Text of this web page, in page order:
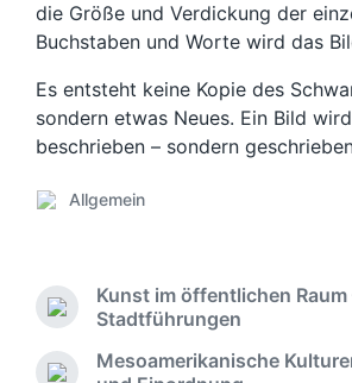
die Größe und Verdickung der
Buchstaben und Worte wird das
Es entsteht keine Kopie des
sondern etwas Neues. Ein Bild
beschrieben – sondern
V
f
e
Allgemein
V
r
Kunst im öffentlichen Raum
Stadtführungen
Mesoamerikanische